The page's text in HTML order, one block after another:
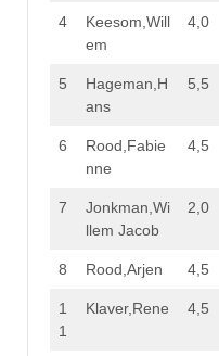
4
Keesom,Will
em
4,0
5
Hageman,H
ans
5,5
6
Rood,Fabie
nne
4,5
7
Jonkman,Wi
llem Jacob
2,0
8 Rood,Arjen 4,5
1
1
Klaver,Rene 4,5